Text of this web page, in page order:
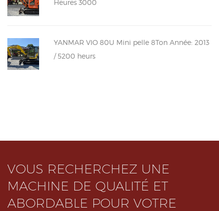
Heures 3000
YANMAR VIO 80U Mini pelle 8Ton Année: 2013
/ 5200 heurs
VOUS RECHERCHEZ UNE
MACHINE DE QUALITÉ ET
ABORDABLE POUR VOTRE